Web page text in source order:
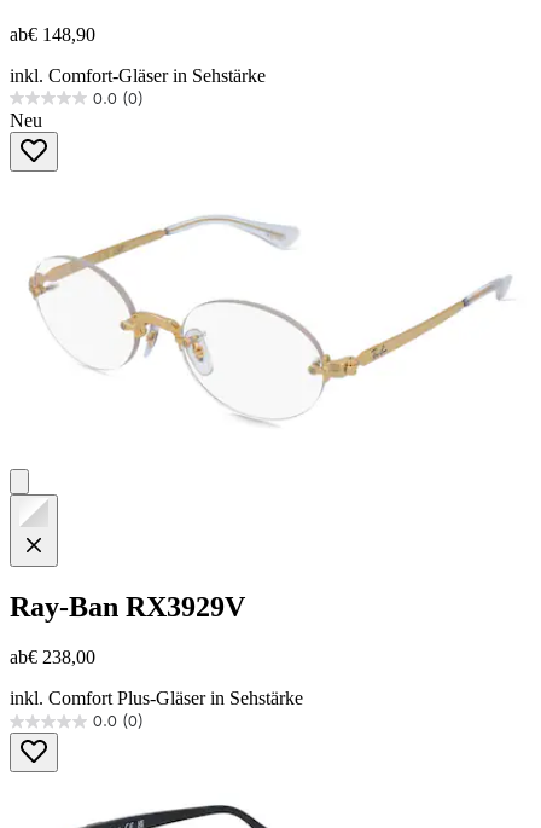
ab€ 148,90
inkl. Comfort-Gläser in Sehstärke
0.0 (0)
0.0
von
Sternen.
Neu
Ray-Ban RX3929V
ab€ 238,00
inkl. Comfort Plus-Gläser in Sehstärke
0.0 (0)
0.0
von
5